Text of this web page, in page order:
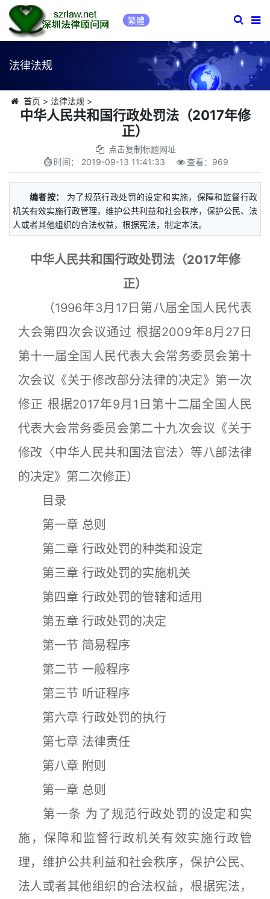
繁體
法律法规
首页 > 法律法规 >
中华人民共和国行政处罚法（2017年修
正）
点击复制标题网址
时间： 2019-09-13 11:41:33 查看： 969
编者按：
为了规范行政处罚的设定和实施，保障和监督行政
机关有效实施行政管理，维护公共利益和社会秩序，保护公民、法
人或者其他组织的合法权益，根据宪法，制定本法。
中华人民共和国行政处罚法（2017年修
正）
（1996年3月17日第八届全国人民代表
大会第四次会议通过 根据2009年8月27日
第十一届全国人民代表大会常务委员会第十
次会议《关于修改部分法律的决定》第一次
修正 根据2017年9月1日第十二届全国人民
代表大会常务委员会第二十九次会议《关于
修改〈中华人民共和国法官法〉等八部法律
的决定》第二次修正）
目录
第一章 总则
第二章 行政处罚的种类和设定
第三章 行政处罚的实施机关
第四章 行政处罚的管辖和适用
第五章 行政处罚的决定
第一节 简易程序
第二节 一般程序
第三节 听证程序
第六章 行政处罚的执行
第七章 法律责任
第八章 附则
第一章 总则
第一条 为了规范行政处罚的设定和实
施，保障和监督行政机关有效实施行政管
理，维护公共利益和社会秩序，保护公民、
法人或者其他组织的合法权益，根据宪法，